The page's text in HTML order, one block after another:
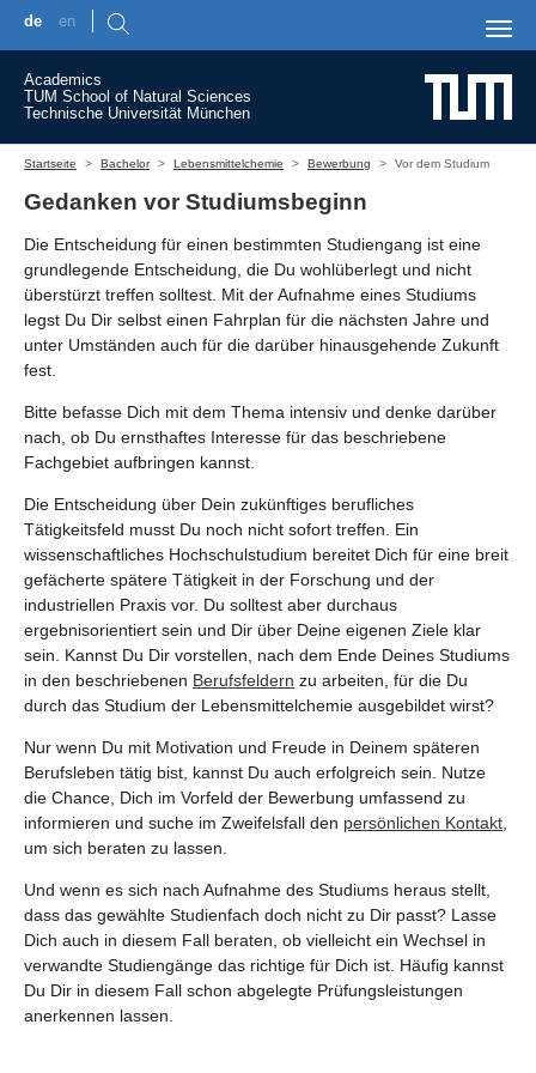
de en
Academics
TUM School of Natural Sciences
Technische Universität München
Startseite
Bachelor Lebensmittelchemie Bewerbung Vor dem Studium
Gedanken vor Studiumsbeginn
Die Entscheidung für einen bestimmten Studiengang ist eine
grundlegende Entscheidung, die Du wohlüberlegt und nicht
überstürzt treffen solltest. Mit der Aufnahme eines Studiums
legst Du Dir selbst einen Fahrplan für die nächsten Jahre und
unter Umständen auch für die darüber hinausgehende Zukunft
fest.
Bitte befasse Dich mit dem Thema intensiv und denke darüber
nach, ob Du ernsthaftes Interesse für das beschriebene
Fachgebiet aufbringen kannst.
Die Entscheidung über Dein zukünftiges berufliches
Tätigkeitsfeld musst Du noch nicht sofort treffen. Ein
wissenschaftliches Hochschulstudium bereitet Dich für eine breit
gefächerte spätere Tätigkeit in der Forschung und der
industriellen Praxis vor. Du solltest aber durchaus
ergebnisorientiert sein und Dir über Deine eigenen Ziele klar
sein. Kannst Du Dir vorstellen, nach dem Ende Deines Studiums
in den beschriebenen Berufsfeldern zu arbeiten, für die Du
durch das Studium der Lebensmittelchemie ausgebildet wirst?
Nur wenn Du mit Motivation und Freude in Deinem späteren
Berufsleben tätig bist, kannst Du auch erfolgreich sein. Nutze
die Chance, Dich im Vorfeld der Bewerbung umfassend zu
informieren und suche im Zweifelsfall den persönlichen Kontakt
um sich beraten zu lassen.
Und wenn es sich nach Aufnahme des Studiums heraus stellt,
dass das gewählte Studienfach doch nicht zu Dir passt? Lasse
Dich auch in diesem Fall beraten, ob vielleicht ein Wechsel in
verwandte Studiengänge das richtige für Dich ist. Häufig kannst
Du Dir in diesem Fall schon abgelegte Prüfungsleistungen
anerkennen lassen.